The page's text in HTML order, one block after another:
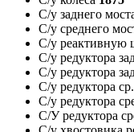
С/у заднего
С/у среднего
С/у реактивную
С/у редуктора
С/у редуктора
С/у редуктора
С/у редуктора
С/У редуктора